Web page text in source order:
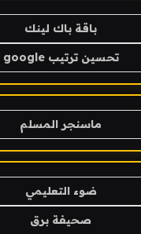
باقة باك لينك
تحسين ترتيب google
ماسنجر المسلم
ضوء التعليمي
صحيفة برق